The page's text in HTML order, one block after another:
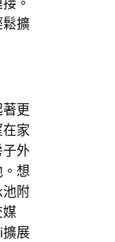
擴
更
家
外
想
池附
展